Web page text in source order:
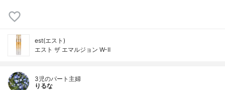
est(エスト)
エスト ザ エマルジョン W-Ⅱ
3児のパート主婦
りるな